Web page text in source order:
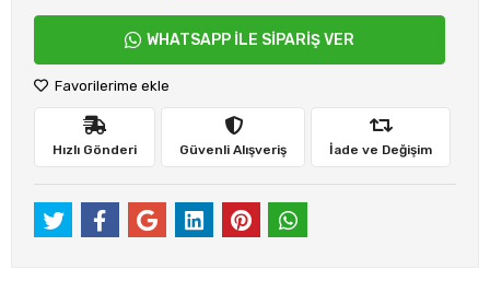
WHATSAPP İLE SİPARİŞ VER
Favorilerime ekle
Hızlı Gönderi Güvenli Alışveriş İade ve Değişim